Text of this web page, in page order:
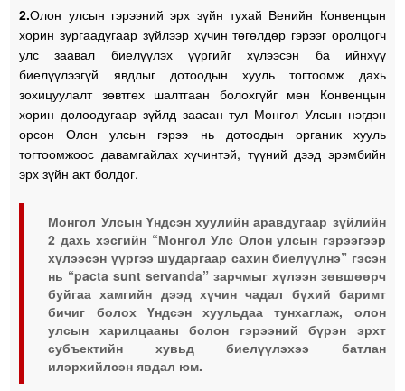
2.Олон улсын гэрээний эрх зүйн тухай Венийн Конвенцын
хорин зургаадугаар зүйлээр хүчин төгөлдөр гэрээг оролцогч
улс заавал биелүүлэх үүргийг хүлээсэн ба ийнхүү
биелүүлээгүй явдлыг дотоодын хууль тогтоомж дахь
зохицуулалт зөвтгөх шалтгаан болохгүйг мөн Конвенцын
хорин долоодугаар зүйлд заасан тул Монгол Улсын нэгдэн
орсон Олон улсын гэрээ нь дотоодын органик хууль
тогтоомжоос давамгайлах хүчинтэй, түүний дээд эрэмбийн
эрх зүйн акт болдог.
Монгол Улсын Үндсэн хуулийн аравдугаар зүйлийн
2 дахь хэсгийн “Монгол Улс Олон улсын гэрээгээр
хүлээсэн үүргээ шударгаар сахин биелүүлнэ” гэсэн
нь “pacta sunt servanda” зарчмыг хүлээн зөвшөөрч
буйгаа хамгийн дээд хүчин чадал бүхий баримт
бичиг болох Үндсэн хуульдаа тунхаглаж, олон
улсын харилцааны болон гэрээний бүрэн эрхт
субъектийн хувьд биелүүлэхээ батлан
илэрхийлсэн явдал юм.